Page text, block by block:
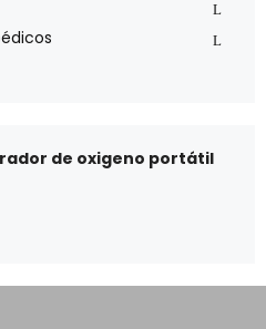
de oxigeno portátil